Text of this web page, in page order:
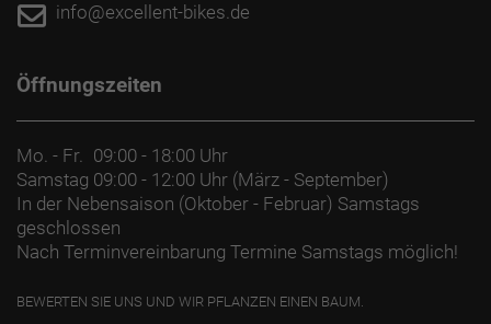
info@excellent-bikes.de
Öffnungszeiten
Mo. - Fr. 09:00 - 18:00 Uhr
Samstag 09:00 - 12:00 Uhr (März - September)
In der Nebensaison (Oktober - Februar) Samstags
geschlossen
Nach Terminvereinbarung Termine Samstags möglich!
BEWERTEN SIE UNS UND WIR PFLANZEN EINEN BAUM.